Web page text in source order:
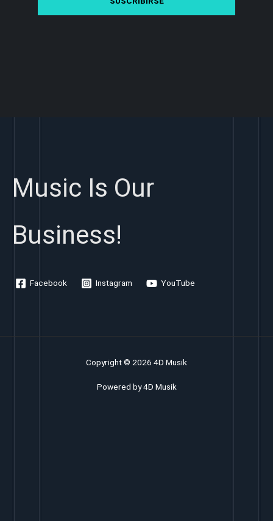
Music Is Our
Business!
Facebook Instagram YouTube
Copyright © 2026 4D Musik
Powered by 4D Musik